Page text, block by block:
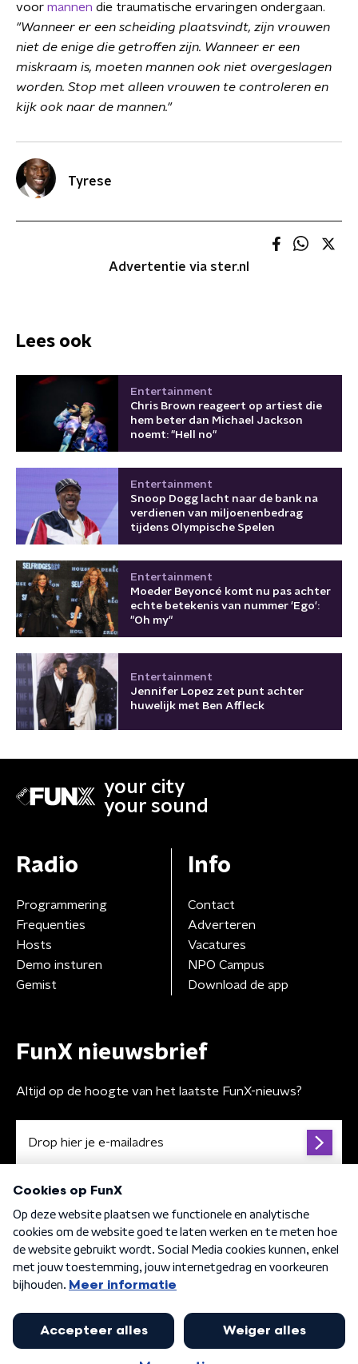
voor mannen die traumatische ervaringen ondergaan.
"Wanneer er een scheiding plaatsvindt, zijn vrouwen
niet de enige die getroffen zijn. Wanneer er een
miskraam is, moeten mannen ook niet overgeslagen
worden. Stop met alleen vrouwen te controleren en
kijk ook naar de mannen."
Tyrese
Advertentie via ster.nl
Lees ook
Entertainment
Chris Brown reageert op artiest die
hem beter dan Michael Jackson
noemt: "Hell no"
Entertainment
Snoop Dogg lacht naar de bank na
verdienen van miljoenenbedrag
tijdens Olympische Spelen
Entertainment
Moeder Beyoncé komt nu pas achter
echte betekenis van nummer 'Ego':
"Oh my"
Entertainment
Jennifer Lopez zet punt achter
huwelijk met Ben Affleck
your city
your sound
Radio
Programmering
Frequenties
Hosts
Demo insturen
Gemist
Info
Contact
Adverteren
Vacatures
NPO Campus
Download de app
FunX nieuwsbrief
Altijd op de hoogte van het laatste FunX-nieuws?
Algemene voorwaarden Privacybeleid